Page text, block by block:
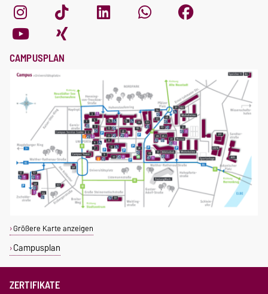
CAMPUSPLAN
Größere Karte anzeigen
Campusplan
ZERTIFIKATE